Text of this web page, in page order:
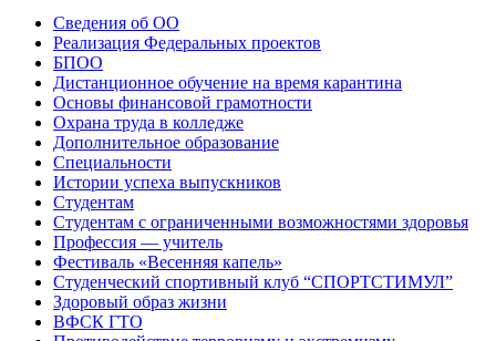
Сведения об ОО
Реализация Федеральных проектов
БПОО
Дистанционное обучение на время карантина
Основы финансовой грамотности
Охрана труда в колледже
Дополнительное образование
Специальности
Истории успеха выпускников
Студентам
Студентам с ограниченными возможностями здоровья
Профессия — учитель
Фестиваль «Весенняя капель»
Студенческий спортивный клуб “СПОРТСТИМУЛ”
Здоровый образ жизни
ВФСК ГТО